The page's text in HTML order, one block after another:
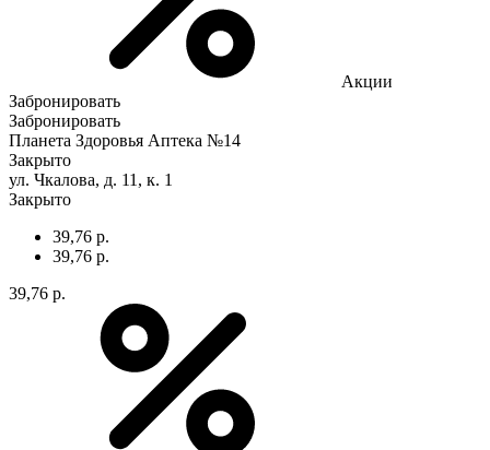
Акции
Забронировать
Забронировать
Планета Здоровья Аптека №14
Закрыто
ул. Чкалова, д. 11, к. 1
Закрыто
39,76 р.
39,76 р.
39,76 р.